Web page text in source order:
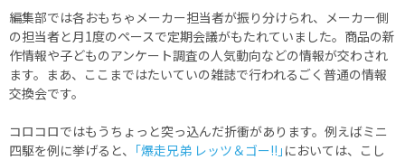
編集部では各おもちゃメーカー担当者が振り分けられ、メーカー側
の担当者と月1度のペースで定期会議がもたれていました。商品の新
作情報や子どものアンケート調査の人気動向などの情報が交わされ
ます。まあ、ここまではたいていの雑誌で行われるごく普通の情報
交換会です。
コロコロではもうちょっと突っ込んだ折衝があります。例えばミニ
四駆を例に挙げると、 ｢爆走兄弟 レッツ＆ゴー!!｣ においては、こし